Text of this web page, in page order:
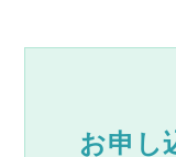
お申し